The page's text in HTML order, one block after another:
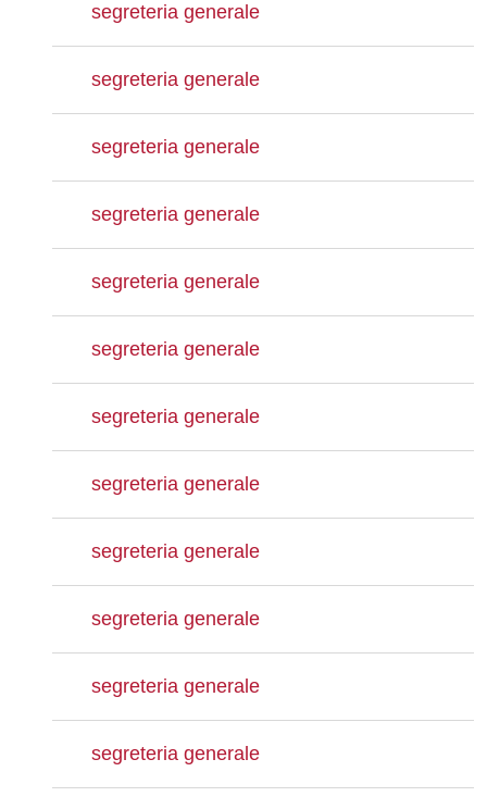
segreteria generale
segreteria generale
segreteria generale
segreteria generale
segreteria generale
segreteria generale
segreteria generale
segreteria generale
segreteria generale
segreteria generale
segreteria generale
segreteria generale